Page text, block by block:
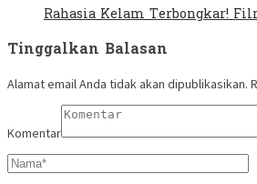
Rahasia Kelam Terbongkar!
Tinggalkan Balasan
Alamat email Anda tidak akan dipublikasikan.
Komentar